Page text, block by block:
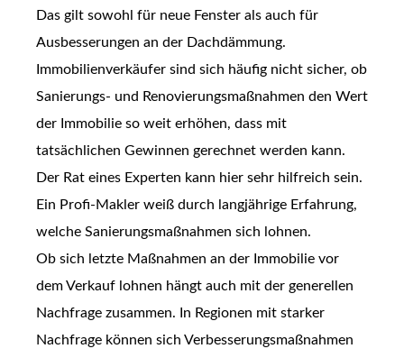
Das gilt sowohl für neue Fenster als auch für
Ausbesserungen an der Dachdämmung.
Immobilienverkäufer sind sich häufig nicht sicher, ob
Sanierungs- und Renovierungsmaßnahmen den Wert
der Immobilie so weit erhöhen, dass mit
tatsächlichen Gewinnen gerechnet werden kann.
Der Rat eines Experten kann hier sehr hilfreich sein.
Ein Profi-Makler weiß durch langjährige Erfahrung,
welche Sanierungsmaßnahmen sich lohnen.
Ob sich letzte Maßnahmen an der Immobilie vor
dem Verkauf lohnen hängt auch mit der generellen
Nachfrage zusammen. In Regionen mit starker
Nachfrage können sich Verbesserungsmaßnahmen